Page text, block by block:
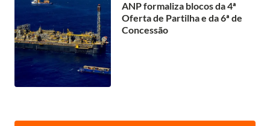
ANP formaliza blocos da 4ª
Oferta de Partilha e da 6ª de
Concessão